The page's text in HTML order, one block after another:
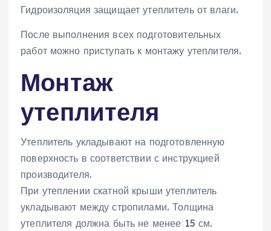
Гидроизоляция защищает утеплитель от влаги.
После выполнения всех подготовительных
работ можно приступать к монтажу утеплителя.
Монтаж
утеплителя
Утеплитель укладывают на подготовленную
поверхность в соответствии с инструкцией
производителя.
При утеплении скатной крыши утеплитель
укладывают между стропилами. Толщина
утеплителя должна быть не менее 15 см.